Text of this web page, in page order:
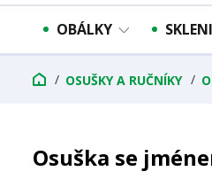
OBÁLKY
OSUŠKY A RUČNÍKY
Osuška se